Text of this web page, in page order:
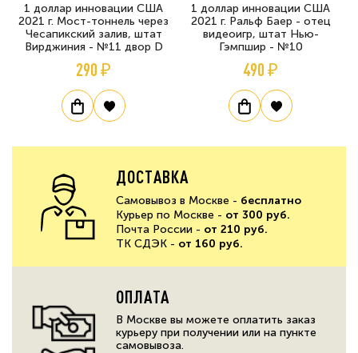
1 доллар инновации США
2021 г. Мост-тоннель через
Чесапикский залив, штат
Вирджиния - №11 двор D
290 ₽
1 доллар инновации США
2021 г. Ральф Баер - отец
видеоигр, штат Нью-
Гэмпшир - №10
490 ₽
ДОСТАВКА
Самовывоз в Москве - бесплатно
Курьер по Москве - от 300 руб.
Почта России - от 210 руб.
ТК СДЭК - от 160 руб.
ОПЛАТА
В Москве вы можете оплатить заказ
курьеру при получении или на пункте
самовывоза.